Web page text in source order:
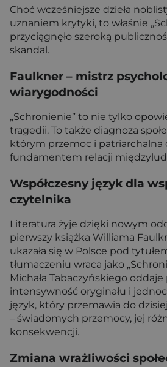
Choć wcześniejsze dzieła
uznaniem krytyki, to właśnie
przyciągnęło szeroką
skandal.
Faulkner – mistrz
wiarygodności
„Schronienie” to nie tylko
tragedii. To także diagnoza
którym przemoc i patriarchalna
fundamentem relacji
Współczesny język dla
czytelnika
Literatura żyje dzięki nowym
pierwszy książka Williama
ukazała się w Polsce pod
tłumaczeniu wraca jako
Michała Tabaczyńskiego oddaje
intensywność oryginału i
język, który przemawia do
– świadomych przemocy, jej
konsekwencji.
Zmiana wrażliwości